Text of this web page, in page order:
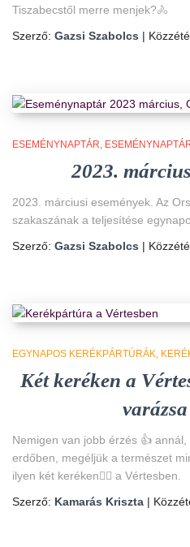
Tiszabecstől merre menjek?🚴
Szerző: Gazsi Szabolcs |
ESEMÉNYNAPTÁR
2023.
2023. márciusi események. Az
szakaszának a teljesítése
Szerző: Gazsi Szabolcs |
EGYNAPOS KERÉKPÁRTÚRÁK
Két keréken a
Nemigen van jobb érzés 👍
erdőben, megéljük a természet
ilyen két keréken🚴‍♀️ a Vértesben.
Szerző: Kamarás Kriszta |